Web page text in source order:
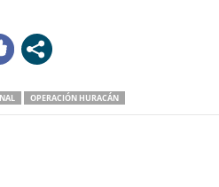
OPERACIÓN HURACÁN